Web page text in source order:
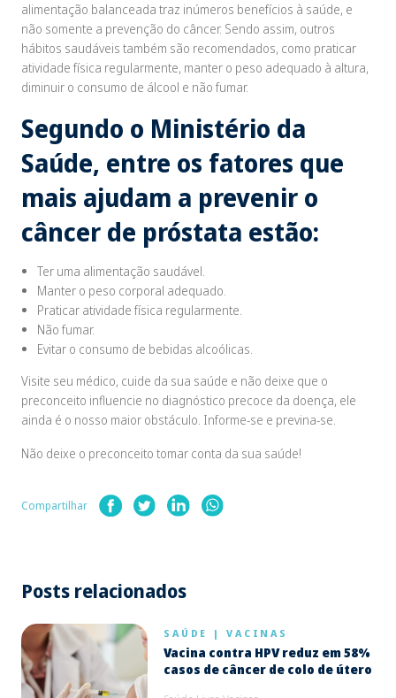
alimentação balanceada traz inúmeros benefícios à saúde, e
não somente a prevenção do câncer. Sendo assim, outros
hábitos saudáveis também são recomendados, como praticar
atividade física regularmente, manter o peso adequado à altura,
diminuir o consumo de álcool e não fumar.
Segundo o Ministério da
Saúde, entre os fatores que
mais ajudam a prevenir o
câncer de próstata estão:
Ter uma alimentação saudável.
Manter o peso corporal adequado.
Praticar atividade física regularmente.
Não fumar.
Evitar o consumo de bebidas alcoólicas.
Visite seu médico, cuide da sua saúde e não deixe que o
preconceito influencie no diagnóstico precoce da doença, ele
ainda é o nosso maior obstáculo. Informe-se e previna-se.
Não deixe o preconceito tomar conta da sua saúde!
Compartilhar
Posts relacionados
SAÚDE | VACINAS
Vacina contra HPV reduz em 58%
casos de câncer de colo de útero